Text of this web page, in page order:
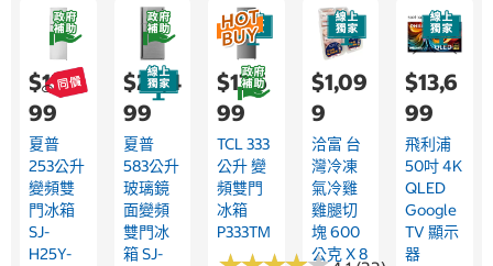
$13,9
99
夏普
253公升
變頻雙
門冰箱
SJ-
H25Y-
$29,4
99
夏普
583公升
玻璃鏡
面變頻
雙門冰
箱 SJ-
$17,6
99
TCL 333
公升 變
頻雙門
冰箱
P333TM
$1,09
9
洽富 台
灣冷凍
氣冷雞
雞腿切
塊 600
公克 X 8
$13,6
99
飛利浦
50吋 4K
QLED
Google
TV 顯示
器